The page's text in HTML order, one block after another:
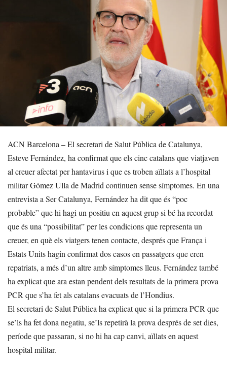
ACN Barcelona – El secretari de Salut Pública de Catalunya,
Esteve Fernández, ha confirmat que els cinc catalans que viatjaven
al creuer afectat per hantavirus i que es troben aïllats a l’hospital
militar Gómez Ulla de Madrid continuen sense símptomes. En una
entrevista a Ser Catalunya, Fernández ha dit que és “poc
probable” que hi hagi un positiu en aquest grup si bé ha recordat
que és una “possibilitat” per les condicions que representa un
creuer, en què els viatgers tenen contacte, després que França i
Estats Units hagin confirmat dos casos en passatgers que eren
repatriats, a més d’un altre amb símptomes lleus. Fernández també
ha explicat que ara estan pendent dels resultats de la primera prova
PCR que s’ha fet als catalans evacuats de l’Hondius.
El secretari de Salut Pública ha explicat que si la primera PCR que
se’ls ha fet dona negatiu, se’ls repetirà la prova després de set dies,
període que passaran, si no hi ha cap canvi, aïllats en aquest
hospital militar.